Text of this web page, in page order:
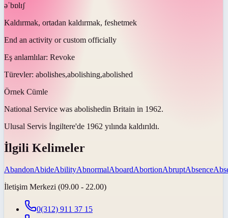
əˈbɒlɪʃ
Kaldırmak, ortadan kaldırmak, feshetmek
End an activity or custom officially
Eş anlamlılar: Revoke
Türevler: abolishes,abolishing,abolished
Örnek Cümle
National Service was abolishedin Britain in 1962.
Ulusal Servis İngiltere'de 1962 yılında kaldırıldı.
İlgili Kelimeler
AbandonAbideAbilityAbnormalAboardAbortionAbruptAbsence
İletişim Merkezi (09.00 - 22.00)
0(312) 911 37 15